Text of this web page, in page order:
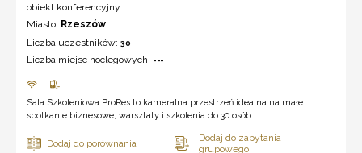
obiekt konferencyjny
Miasto: Rzeszów
Liczba uczestników: 30
Liczba miejsc noclegowych: ---
Sala Szkoleniowa ProRes to kameralna przestrzeń idealna na małe
spotkanie biznesowe, warsztaty i szkolenia do 30 osób.